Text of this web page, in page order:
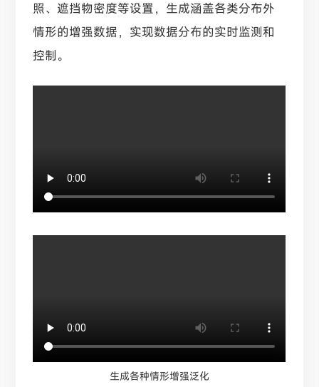
照、遮挡物密度等设置，生成涵盖各类分布外
情形的增强数据，实现数据分布的实时监测和
控制。
生成各种情形增强泛化